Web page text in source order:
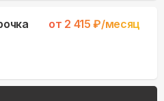
от 2 415 ₽/месяц